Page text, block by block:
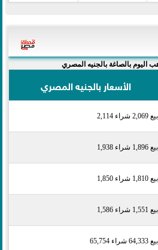
اليوم بالصاغة بالجنيه المصري
الأسعار بالجنيه المصري
بيع 2,069 شراء 2,114
بيع 1,896 شراء 1,938
بيع 1,810 شراء 1,850
بيع 1,551 شراء 1,586
بيع 64,333 شراء 65,754